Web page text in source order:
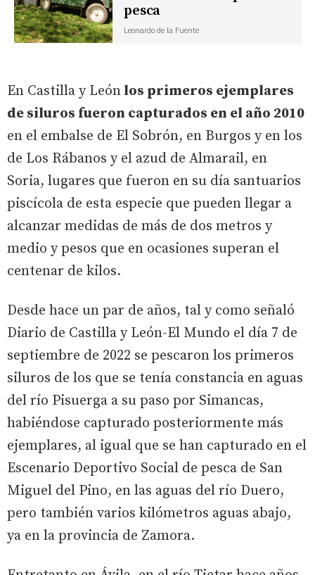
pesca
Leonardo de la Fuente
En Castilla y León los primeros ejemplares
de siluros fueron capturados en el año 2010
en el embalse de El Sobrón, en Burgos y en los
de Los Rábanos y el azud de Almarail, en
Soria, lugares que fueron en su día santuarios
piscícola de esta especie que pueden llegar a
alcanzar medidas de más de dos metros y
medio y pesos que en ocasiones superan el
centenar de kilos.
Desde hace un par de años, tal y como señaló
Diario de Castilla y León-El Mundo el día 7 de
septiembre de 2022 se pescaron los primeros
siluros de los que se tenía constancia en aguas
del río Pisuerga a su paso por Simancas,
habiéndose capturado posteriormente más
ejemplares, al igual que se han capturado en el
Escenario Deportivo Social de pesca de San
Miguel del Pino, en las aguas del río Duero,
pero también varios kilómetros aguas abajo,
ya en la provincia de Zamora.